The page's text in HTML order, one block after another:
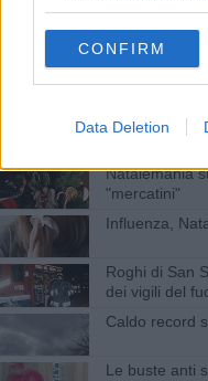
CONFIRM
Data Deletion
Terremoto in
Via vai degli
Natalemania
"mercatini"
Influenza,
Roghi di San
dei vigili del
Caldo record
Le buste anti